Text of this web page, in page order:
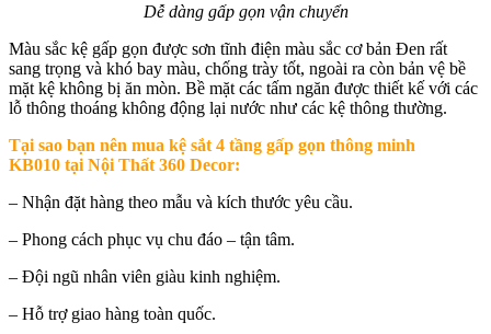
Dễ dàng gấp gọn vận chuyển
Màu sắc kệ gấp gọn được sơn tĩnh điện màu sắc cơ bản Đen rất
sang trọng và khó bay màu, chống trày tốt, ngoài ra còn bản vệ bề
mặt kệ không bị ăn mòn. Bề mặt các tấm ngăn được thiết kế với các
lỗ thông thoáng không động lại nước như các kệ thông thường.
Tại sao bạn nên mua kệ sắt 4 tầng gấp gọn thông minh
KB010 tại Nội Thất 360 Decor:
– Nhận đặt hàng theo mẫu và kích thước yêu cầu.
– Phong cách phục vụ chu đáo – tận tâm.
– Đội ngũ nhân viên giàu kinh nghiệm.
– Hỗ trợ giao hàng toàn quốc.